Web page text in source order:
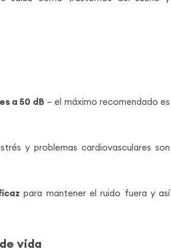
a 50 dB – el máximo recomendado es
y problemas cardiovasculares son
para mantener el ruido fuera y así
vida